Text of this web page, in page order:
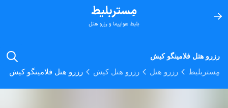
رزرو هتل فلامینگو کیش
مِستربلیط رزرو هتل رزرو هتل کیش رزرو هتل فلامینگو کیش